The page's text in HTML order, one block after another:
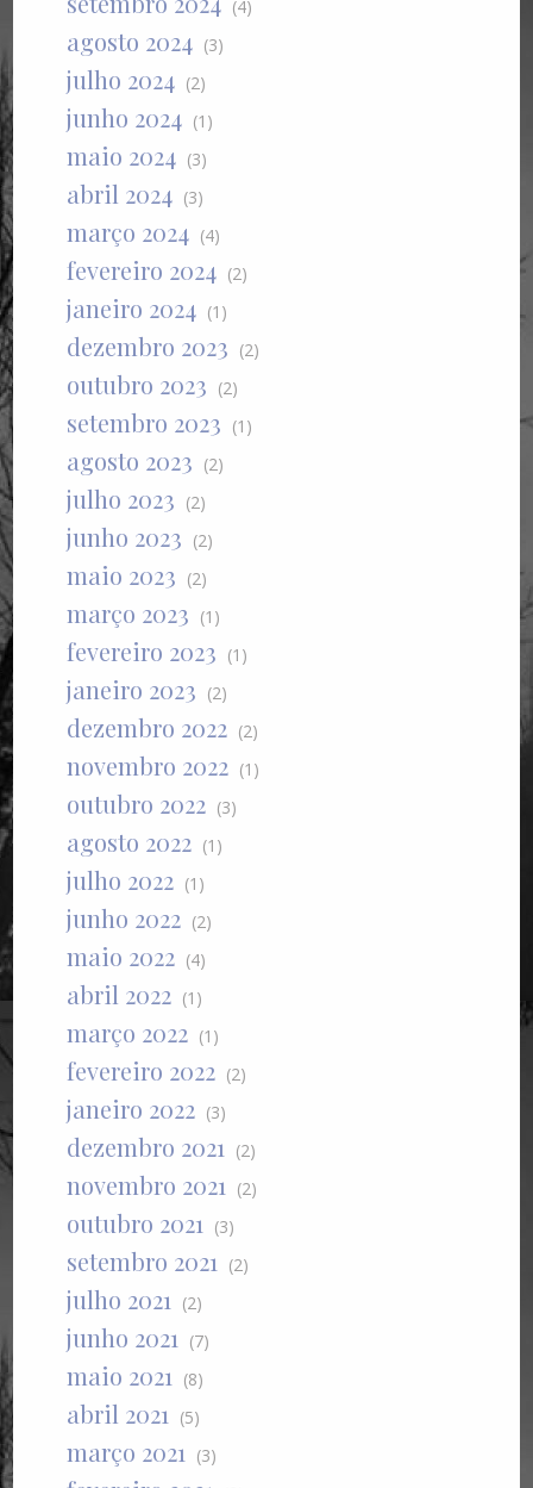
(4)
agosto 2024 (3)
julho 2024 (2)
junho 2024 (1)
maio 2024 (3)
abril 2024 (3)
março 2024 (4)
fevereiro 2024 (2)
janeiro 2024 (1)
dezembro 2023 (2)
outubro 2023 (2)
setembro 2023 (1)
agosto 2023 (2)
julho 2023 (2)
junho 2023 (2)
maio 2023 (2)
março 2023 (1)
fevereiro 2023 (1)
janeiro 2023 (2)
dezembro 2022 (2)
novembro 2022 (1)
outubro 2022 (3)
agosto 2022 (1)
julho 2022 (1)
junho 2022 (2)
maio 2022 (4)
abril 2022 (1)
março 2022 (1)
fevereiro 2022 (2)
janeiro 2022 (3)
dezembro 2021 (2)
novembro 2021 (2)
outubro 2021 (3)
setembro 2021 (2)
julho 2021 (2)
junho 2021 (7)
maio 2021 (8)
abril 2021 (5)
março 2021 (3)